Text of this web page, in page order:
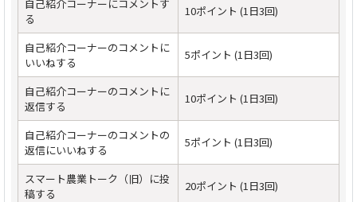
自己紹介コーナーにコメントす
る
10ポイント (1日3回)
自己紹介コーナーのコメントに
いいねする
5ポイント (1日3回)
自己紹介コーナーのコメントに
返信する
10ポイント (1日3回)
自己紹介コーナーのコメントの
返信にいいねする
5ポイント (1日3回)
スマート農業トーク（旧）に投
稿する
20ポイント (1日3回)